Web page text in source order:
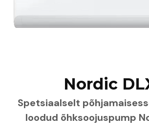
Nordic
Spetsiaalselt
loodud õhksoojuspump